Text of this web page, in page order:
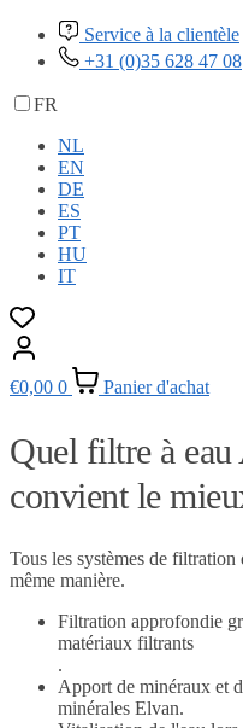
Service à la clientèle
+31 (0)35 628 47 08
FR
NL
EN
DE
ES
PT
HU
IT
€0,00 0 Panier d'achat
Quel filtre à
convient le
Tous les systèmes de
même manière.
Filtration approfondie
matériaux filtrants
.
Apport de minéraux et
minérales Elvan.